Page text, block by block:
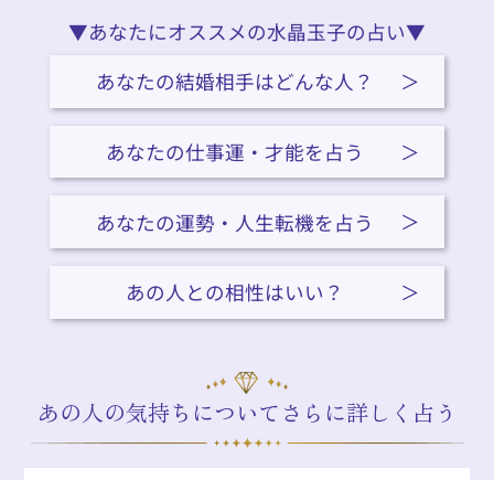
▼あなたにオススメの水晶玉子の占い▼
あなたの結婚相手はどんな人？
あなたの仕事運・才能を占う
あなたの運勢・人生転機を占う
あの人との相性はいい？
あの人の気持ちについてさらに詳しく占う